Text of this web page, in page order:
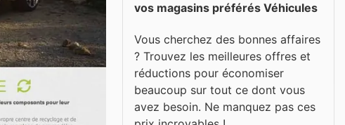
vos magasins préférés Véhicules
Vous cherchez des bonnes affaires
? Trouvez les meilleures offres et
réductions pour économiser
beaucoup sur tout ce dont vous
avez besoin. Ne manquez pas ces